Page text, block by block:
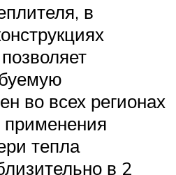
в
во всех регионах
применения
тепла
в 2